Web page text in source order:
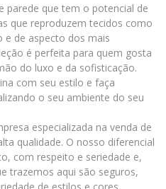
parede que tem o potencial de
que reproduzem tecidos como
e de aspecto dos mais
é perfeita para quem gosta
do luxo e da sofisticação.
com seu estilo e faça
o seu ambiente do seu
especializada na venda de
qualidade. O nosso diferencial
com respeito e seriedade e,
trazemos aqui são seguros,